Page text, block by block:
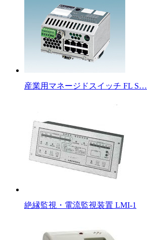
産業用マネージドスイッチ FL S…
絶縁監視・電流監視装置 LMI-1